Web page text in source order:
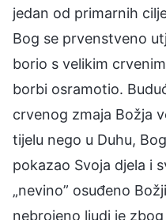
jedan od primarnih
Bog se prvenstveno
borio s velikim
borbi osramotio.
crvenog zmaja Božja
tijelu nego u Duhu,
pokazao Svoja djela i
„nevino” osuđeno
nebrojeno ljudi je